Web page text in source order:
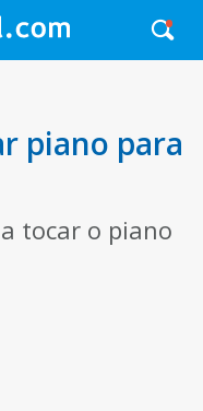
piano para
tocar o piano